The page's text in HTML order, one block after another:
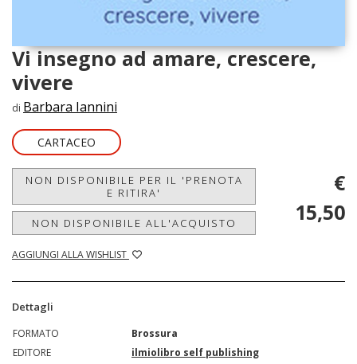
Vi insegno ad amare, crescere,
vivere
di Barbara Iannini
CARTACEO
NON DISPONIBILE PER IL 'PRENOTA
E RITIRA'
NON DISPONIBILE ALL'ACQUISTO
AGGIUNGI ALLA WISHLIST
€
15,50
Dettagli
FORMATO
Brossura
EDITORE
ilmiolibro self publishing